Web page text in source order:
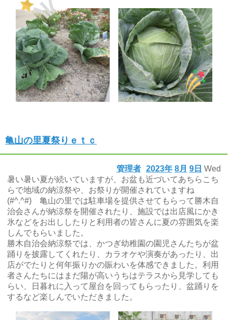
亀山の里夏祭りｅｔｃ
2023年 8月 9日 Wed
管理者
暑い暑い夏が続いていますが、お盆も近づいてあちらこち
らで地域の納涼祭や、お祭りが開催されていますね
(#^.^#) 亀山の里では駐車場を提供させてもらって勝木自
治会さんが納涼祭を開催されたり、施設では出店風にかき
氷などをお出ししたりと利用者の皆さんに夏の雰囲気を楽
しんでもらいました。
勝木自治会納涼祭では、かつぎ幼稚園の園児さんたちが盆
踊りを披露してくれたり、カラオケや演奏があったり、出
店がでたりと何年振りかの賑わいを体感できました。利用
者さんたちにはまだ陽が高いうちはテラスから見学しても
らい、日暮れに入って屋台を回ってもらったり、盆踊りを
するなど楽しんでいただきました。